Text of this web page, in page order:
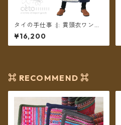
タイの手仕事 :|: 貫頭衣ワンピ
ース リネン ちくちく手刺繍ス
テッチ モン族刺繍 ネイビー
【送料無料】
¥16,200
⌘ RECOMMEND ⌘